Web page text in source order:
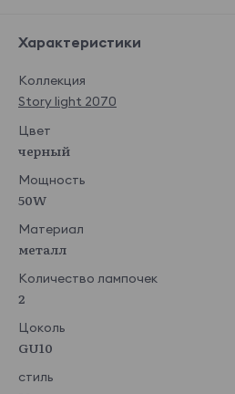
Характеристики
Коллекция
Story light 2070
Цвет
черный
Мощность
50W
Материал
металл
Количество лампочек
2
Цоколь
GU10
стиль